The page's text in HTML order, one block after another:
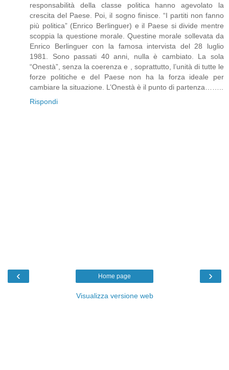
responsabilità della classe politica hanno agevolato la
crescita del Paese. Poi, il sogno finisce. “I partiti non fanno
più politica” (Enrico Berlinguer) e il Paese si divide mentre
scoppia la questione morale. Questine morale sollevata da
Enrico Berlinguer con la famosa intervista del 28 luglio
1981. Sono passati 40 anni, nulla è cambiato. La sola
“Onestà”, senza la coerenza e , soprattutto, l’unità di tutte le
forze politiche e del Paese non ha la forza ideale per
cambiare la situazione. L’Onestà è il punto di partenza……..
Rispondi
‹ ›
Home page
Visualizza versione web